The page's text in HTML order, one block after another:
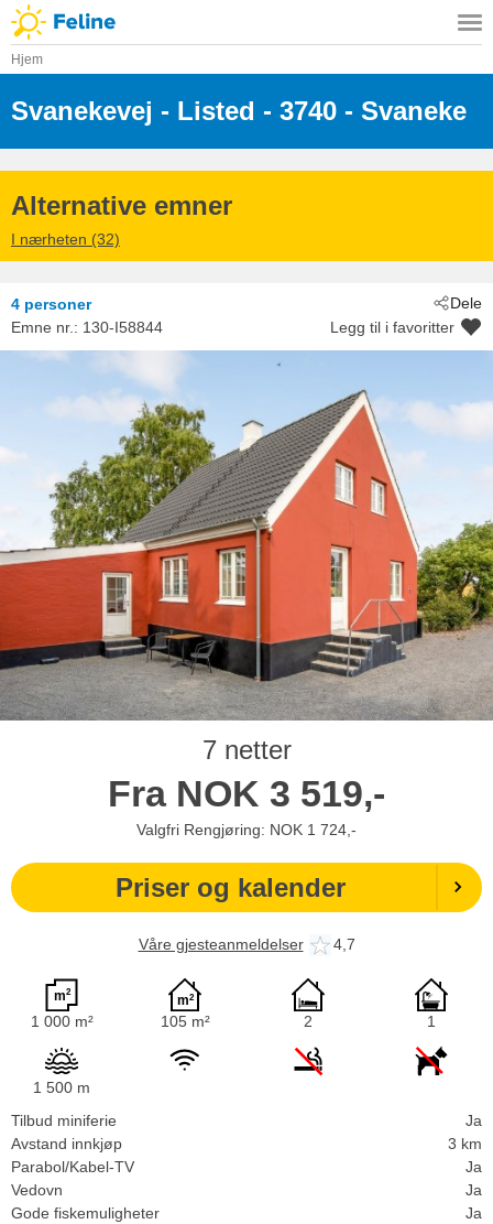
Hjem
Svanekevej - Listed - 3740 - Svaneke
Alternative emner
I nærheten (32)
Dele
4 personer
Emne nr.: 130-I58844 Legg til i favoritter
7 netter
Fra NOK 3 519,-
Valgfri Rengjøring: NOK 1 724,-
Priser og kalender
Våre gjesteanmeldelser 4,7
1 000 m² 105 m² 2 1
1 500 m
Tilbud miniferie
Ja
Avstand innkjøp
3 km
Parabol/Kabel-TV
Ja
Vedovn
Ja
Gode fiskemuligheter
Ja